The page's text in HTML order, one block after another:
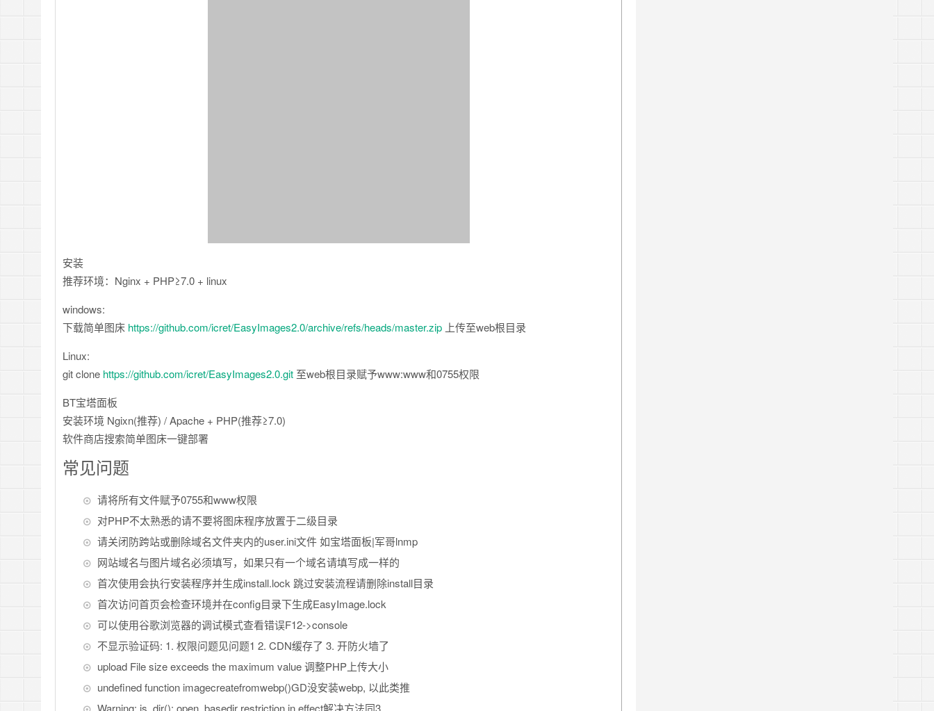
安装
推荐环境：Nginx + PHP≥7.0 + linux
windows:
下载简单图床 https://github.com/icret/EasyImages2.0/archive/refs/heads/master.zip 上传至web根目录
Linux:
git clone https://github.com/icret/EasyImages2.0.git 至web根目录赋予www:www和0755权限
BT宝塔面板
安装环境 Ngixn(推荐) / Apache + PHP(推荐≥7.0)
软件商店搜索简单图床一键部署
常见问题
请将所有文件赋予0755和www权限
对PHP不太熟悉的请不要将图床程序放置于二级目录
请关闭防跨站或删除域名文件夹内的user.ini文件 如宝塔面板|军哥lnmp
网站域名与图片域名必须填写，如果只有一个域名请填写成一样的
首次使用会执行安装程序并生成install.lock 跳过安装流程请删除install目录
首次访问首页会检查环境并在config目录下生成EasyImage.lock
可以使用谷歌浏览器的调试模式查看错误F12->console
不显示验证码: 1. 权限问题见问题1 2. CDN缓存了 3. 开防火墙了
upload File size exceeds the maximum value 调整PHP上传大小
undefined function imagecreatefromwebp()GD没安装webp, 以此类推
Warning: is_dir(): open_basedir restriction in effect解决方法同3